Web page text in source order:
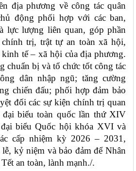
địa phương về công tác quân
động phối hợp với các ban,
lực lượng liên quan, góp phần
trị, trật tự an toàn xã hội,
tế – xã hội của địa phương.
chuẩn bị và tổ chức tốt công tác
dân nhập ngũ; tăng cường
chiến đấu; phối hợp đảm bảo
đối các sự kiện chính trị quan
biểu toàn quốc lần thứ XIV
biểu Quốc hội khóa XVI và
cấp nhiệm kỳ 2026 – 2031,
kỷ niệm và bảo đảm để Nhân
an toàn, lành mạnh./.